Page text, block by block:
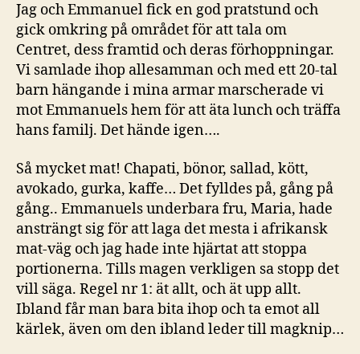
Jag och Emmanuel fick en god pratstund och
gick omkring på området för att tala om
Centret, dess framtid och deras förhoppningar.
Vi samlade ihop allesamman och med ett 20-tal
barn hängande i mina armar marscherade vi
mot Emmanuels hem för att äta lunch och träffa
hans familj. Det hände igen….
Så mycket mat! Chapati, bönor, sallad, kött,
avokado, gurka, kaffe… Det fylldes på, gång på
gång.. Emmanuels underbara fru, Maria, hade
ansträngt sig för att laga det mesta i afrikansk
mat-väg och jag hade inte hjärtat att stoppa
portionerna. Tills magen verkligen sa stopp det
vill säga. Regel nr 1: ät allt, och ät upp allt.
Ibland får man bara bita ihop och ta emot all
kärlek, även om den ibland leder till magknip…